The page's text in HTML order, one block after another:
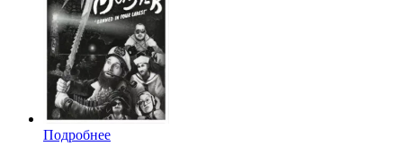
Подробнее